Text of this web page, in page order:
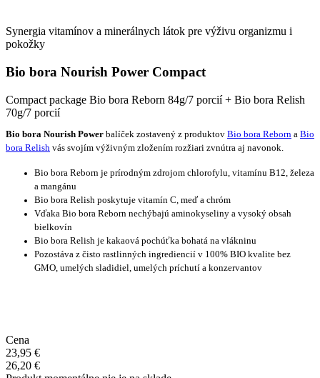
Synergia vitamínov a minerálnych látok pre výživu organizmu i
pokožky
Bio bora Nourish Power Compact
Compact package Bio bora Reborn 84g/7 porcií + Bio bora Relish
70g/7 porcií
Bio bora Nourish Power balíček zostavený z produktov Bio bora Reborn a Bio
bora Relish vás svojím výživným zložením rozžiari zvnútra aj navonok.
Bio bora Reborn je prírodným zdrojom chlorofylu, vitamínu B12, železa
a mangánu
Bio bora Relish poskytuje vitamín C, meď a chróm
Vďaka Bio bora Reborn nechýbajú aminokyseliny a vysoký obsah
bielkovín
Bio bora Relish je kakaová pochúťka bohatá na vlákninu
Pozostáva z čisto rastlinných ingrediencií v 100% BIO kvalite bez
GMO, umelých sladidiel, umelých príchutí a konzervantov
Cena
23,95 €
26,20 €